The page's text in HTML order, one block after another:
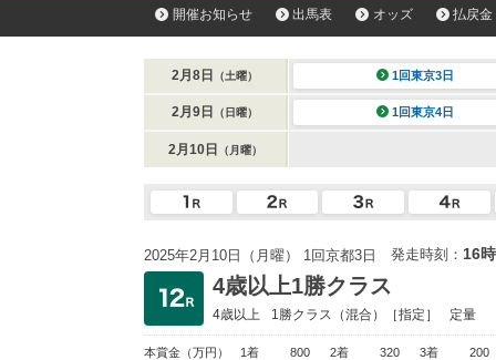
開催お知らせ 出馬表 オッズ 払戻金
2月8日 （土曜） 1回東京3日
2月9日 （日曜） 1回東京4日
2月10日 （月曜）
2025年2月10日（月曜） 1回京都3日 発走時刻： 16
4歳以上1勝クラス
4歳以上 1勝クラス （混合）［指定］ 定量
本賞金 （万円） 1着 800 2着 320 3着 200